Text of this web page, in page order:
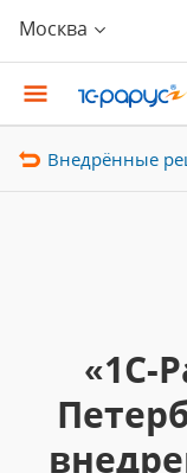
Москва
Внедрённые
«1С-